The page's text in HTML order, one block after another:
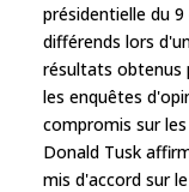
présidentielle du
différends lors
résultats obtenus
les enquêtes
compromis sur
Donald Tusk
mis d'accord sur